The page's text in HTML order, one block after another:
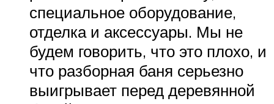
специальное оборудование,
отделка и аксессуары. Мы не
будем говорить, что это плохо, и
что разборная баня серьезно
выигрывает перед деревянной